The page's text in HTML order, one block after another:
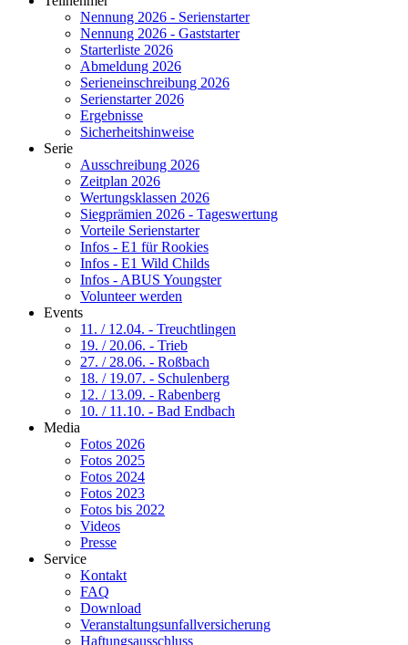
Nennung 2026 - Serienstarter
Nennung 2026 - Gaststarter
Starterliste 2026
Abmeldung 2026
Serieneinschreibung 2026
Serienstarter 2026
Ergebnisse
Sicherheitshinweise
Serie
Ausschreibung 2026
Zeitplan 2026
Wertungsklassen 2026
Siegprämien 2026 - Tageswertung
Vorteile Serienstarter
Infos - E1 für Rookies
Infos - E1 Wild Childs
Infos - ABUS Youngster
Volunteer werden
Events
11. / 12.04. - Treuchtlingen
19. / 20.06. - Trieb
27. / 28.06. - Roßbach
18. / 19.07. - Schulenberg
12. / 13.09. - Rabenberg
10. / 11.10. - Bad Endbach
Media
Fotos 2026
Fotos 2025
Fotos 2024
Fotos 2023
Fotos bis 2022
Videos
Presse
Service
Kontakt
FAQ
Download
Veranstaltungsunfallversicherung
Haftungsausschluss